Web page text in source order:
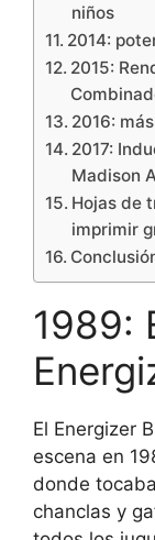
niños
2014:
2015:
2016:
2017:
Madison
Hojas de
imprimir
1989:
El Energizer
escena en
donde
chanclas y